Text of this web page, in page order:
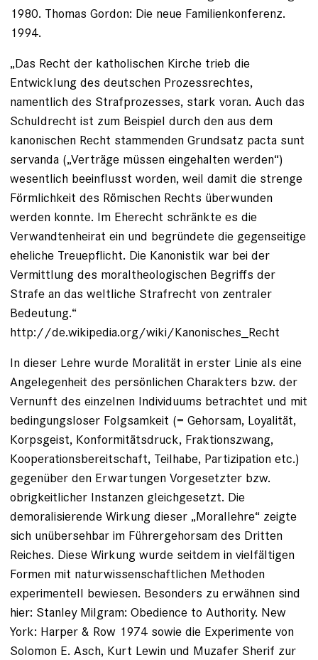
1980. Thomas Gordon: Die neue Familienkonferenz.
1994.
„Das Recht der katholischen Kirche trieb die
Entwicklung des deutschen Prozessrechtes,
namentlich des Strafprozesses, stark voran. Auch das
Schuldrecht ist zum Beispiel durch den aus dem
kanonischen Recht stammenden Grundsatz pacta sunt
servanda („Verträge müssen eingehalten werden“)
wesentlich beeinflusst worden, weil damit die strenge
Förmlichkeit des Römischen Rechts überwunden
werden konnte. Im Eherecht schränkte es die
Verwandtenheirat ein und begründete die gegenseitige
eheliche Treuepflicht. Die Kanonistik war bei der
Vermittlung des moraltheologischen Begriffs der
Strafe an das weltliche Strafrecht von zentraler
Bedeutung.“
http://de.wikipedia.org/wiki/Kanonisches_Recht
In dieser Lehre wurde Moralität in erster Linie als eine
Angelegenheit des persönlichen Charakters bzw. der
Vernunft des einzelnen Individuums betrachtet und mit
bedingungsloser Folgsamkeit (= Gehorsam, Loyalität,
Korpsgeist, Konformitätsdruck, Fraktionszwang,
Kooperationsbereitschaft, Teilhabe, Partizipation etc.)
gegenüber den Erwartungen Vorgesetzter bzw.
obrigkeitlicher Instanzen gleichgesetzt. Die
demoralisierende Wirkung dieser „Morallehre“ zeigte
sich unübersehbar im Führergehorsam des Dritten
Reiches. Diese Wirkung wurde seitdem in vielfältigen
Formen mit naturwissenschaftlichen Methoden
experimentell bewiesen. Besonders zu erwähnen sind
hier: Stanley Milgram: Obedience to Authority. New
York: Harper & Row 1974 sowie die Experimente von
Solomon E. Asch, Kurt Lewin und Muzafer Sherif zur